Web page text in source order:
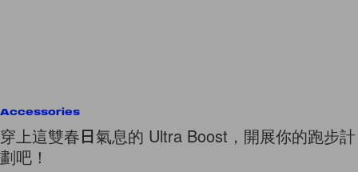
Accessories
穿上這雙春日氣息的 Ultra Boost，開展你的跑步計
劃吧！